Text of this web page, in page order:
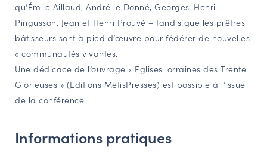
qu’Émile Aillaud, André le Donné, Georges-Henri
Pingusson, Jean et Henri Prouvé – tandis que les prêtres
bâtisseurs sont à pied d’œuvre pour fédérer de nouvelles
« communautés vivantes.
Une dédicace de l’ouvrage « Eglises lorraines des Trente
Glorieuses » (Editions MetisPresses) est possible à l’issue
de la conférence.
Informations pratiques